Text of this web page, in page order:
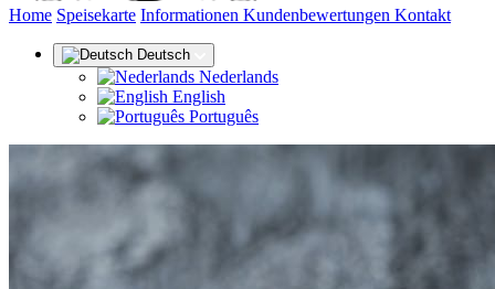
Home Speisekarte Informationen (aktuell)
Kundenbewertungen Kontakt
Deutsch
Nederlands
English
Português